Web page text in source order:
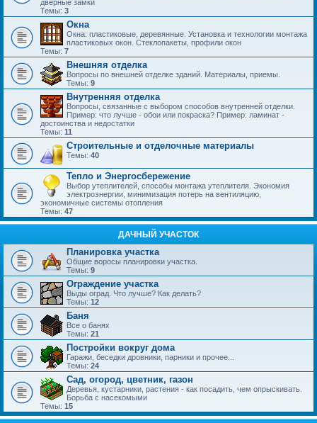
дверные замки
Темы: 3
Окна
Окна: пластиковые, деревянные. Установка и технологии монтажа
пластиковых окон. Стеклопакеты, профили окон
Темы: 7
Внешняя отделка
Вопросы по внешней отделке зданий. Материалы, приемы.
Темы: 9
Внутренняя отделка
Вопросы, связанные с выбором способов внутренней отделки.
Пример: что лучше - обои или покраска? Пример: ламинат -
достоинства и недостатки
Темы: 11
Строительные и отделочные материалы
Темы: 40
Тепло и Энергосбережение
Выбор утеплителей, способы монтажа утеплителя. Экономия
электроэнергии, минимизация потерь на вентиляцию,
экономичные системы отопления
Темы: 47
ДАЧНЫЙ УЧАСТОК
Планировка участка
Общие воросы планировки участка.
Темы: 9
Ограждение участка
Выды оград. Что лучше? Как делать?
Темы: 12
Баня
Все о банях
Темы: 21
Постройки вокруг дома
Гаражи, беседки дровники, парники и прочее...
Темы: 24
Сад, огород, цветник, газон
Деревья, кустарники, растения - как посадить, чем опрыскивать.
Борьба с насекомыми
Темы: 15